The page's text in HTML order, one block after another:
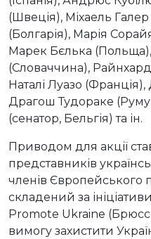
(Швеція), Міхаель
(Болгарія), Марія
Марек Бєлька (Польща),
(Словаччина),
Наталі Луазо
Драгош Тудораке
(сенатор, Бельгія) та ін.
Приводом для акції
представників
членів Європейського
складений за
Promote Ukraine
вимогу захистити